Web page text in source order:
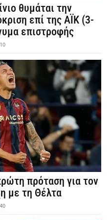
θυμάται την
επί της ΑΪΚ (3-
επιστροφής
πρόταση για τον
με τη Θέλτα